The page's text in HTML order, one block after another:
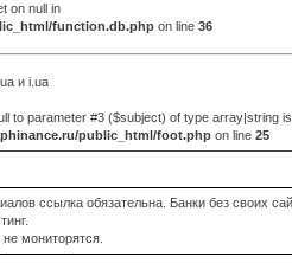
on null in
function.db.php on line 36
и i.ua
to parameter #3 ($subject) of type array|string
public_html/foot.php on line 25
ссылка обязательна. Банки без своих
мониторятся.